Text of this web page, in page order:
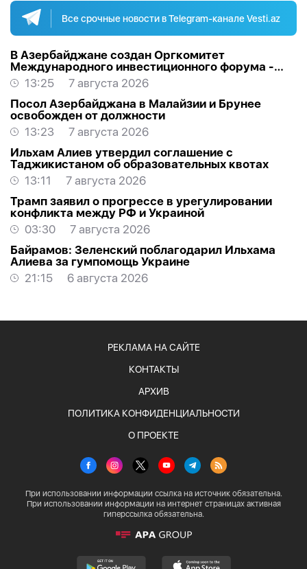
Все срочные новости в Telegram-канале Vesti.az
В Азербайджане создан Оргкомитет
Международного инвестиционного форума -
РАСПОРЯЖЕНИЕ
13:25
7 августа 2026
Посол Азербайджана в Малайзии и Брунее
освобожден от должности
13:23
7 августа 2026
Ильхам Алиев утвердил соглашение с
Таджикистаном об образовательных квотах
13:11
7 августа 2026
Трамп заявил о прогрессе в урегулировании
конфликта между РФ и Украиной
03:30
7 августа 2026
Байрамов: Зеленский поблагодарил Ильхама
Алиева за гумпомощь Украине
21:15
6 августа 2026
РЕКЛАМА НА САЙТЕ
КОНТАКТЫ
АРХИВ
ПОЛИТИКА КОНФИДЕНЦИАЛЬНОСТИ
О ПРОЕКТЕ
При использовании информации ссылка на источник обязательна.
При использовании информации на интернет страницах активная
гиперссылка обязательна.